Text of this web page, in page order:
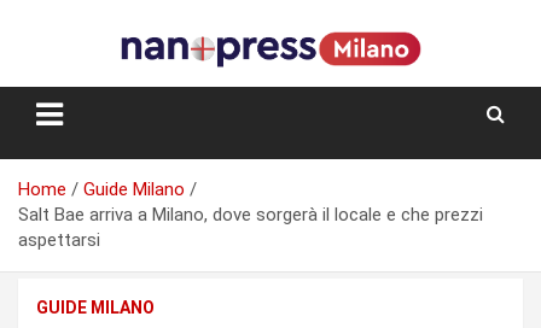
Storie e facce di una città
Home
Guide Milano
Salt Bae arriva a Milano, dove sorgerà il locale e che prezzi
aspettarsi
GUIDE MILANO